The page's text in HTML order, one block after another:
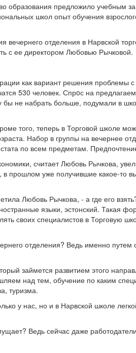
образования предложило учебным
школ опыт обучения
вечернего отделения в Нарвской
с ее директором Любовью Рычковой.
как вариант решения
530 человек. Спрoс на
бы не набрать больше, подумали в
того, теперь в Торговой школе
Набор в группы на вечернее
по всем предметам.
считает Любовь Рычкова,
прошлом уже получившие какое-то
Любовь Рычкова, - а где его
языки, эстонский. Такая
своих специалистов в Торговую
отделения? Ведь именно
займется развитием этого
над тем, обучение по каким
туризма.
у нас, но и в Нарвской школе
Ведь сейчас даже